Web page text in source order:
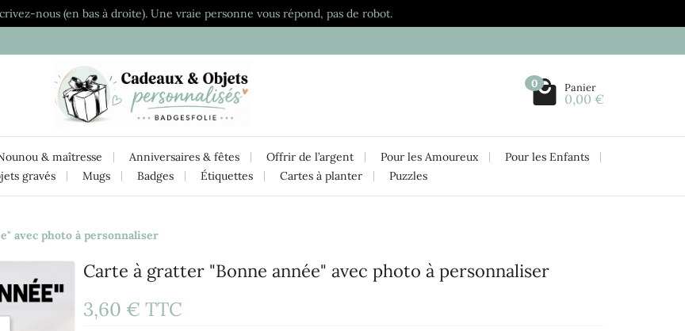
nous (en bas à droite). Une vraie personne vous répond, pas de robot.
0 Panier
0,00 €
& maîtresse Anniversaires & fêtes Offrir de l’argent Pour les Amoureux
Pour les Enfants
gravés Mugs Badges Étiquettes Cartes à planter Puzzles
avec photo à personnaliser
Carte à gratter "Bonne année" avec photo à personnaliser
3,60 €TTC